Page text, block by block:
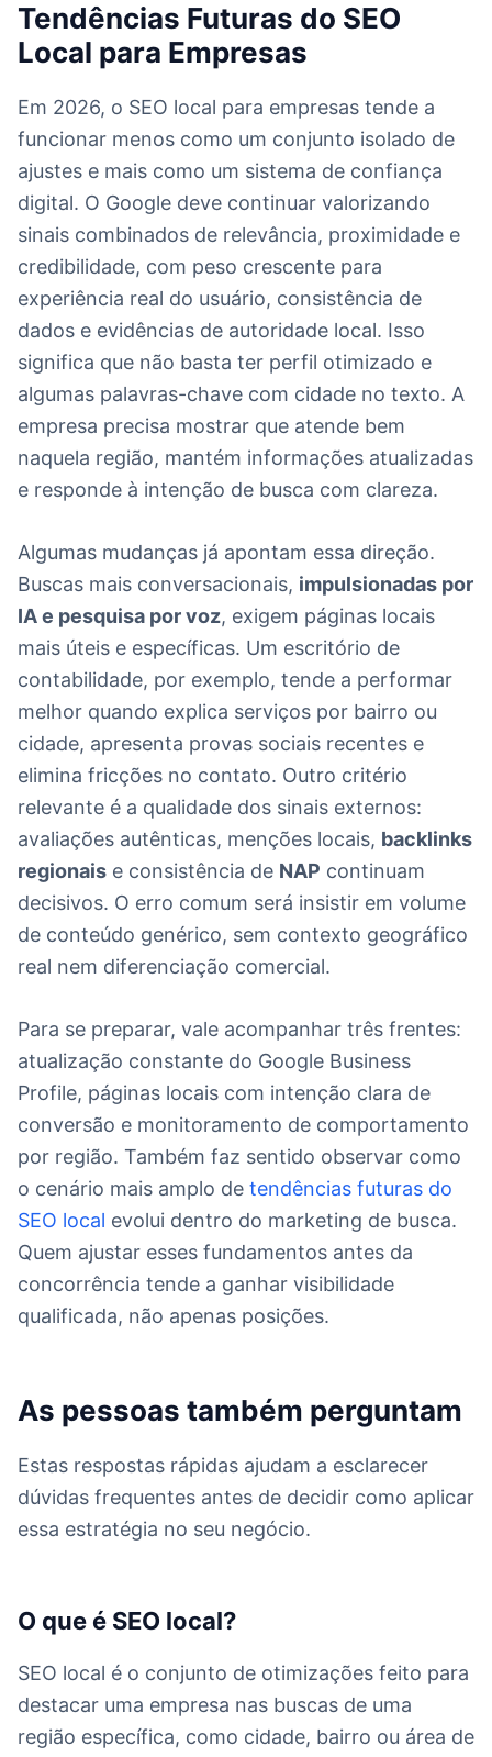
Tendências Futuras do SEO
Local para Empresas
Em 2026, o SEO local para empresas tende a
funcionar menos como um conjunto isolado de
ajustes e mais como um sistema de confiança
digital. O Google deve continuar valorizando
sinais combinados de relevância, proximidade e
credibilidade, com peso crescente para
experiência real do usuário, consistência de
dados e evidências de autoridade local. Isso
significa que não basta ter perfil otimizado e
algumas palavras-chave com cidade no texto. A
empresa precisa mostrar que atende bem
naquela região, mantém informações atualizadas
e responde à intenção de busca com clareza.
Algumas mudanças já apontam essa direção.
Buscas mais conversacionais, impulsionadas por
IA e pesquisa por voz, exigem páginas locais
mais úteis e específicas. Um escritório de
contabilidade, por exemplo, tende a performar
melhor quando explica serviços por bairro ou
cidade, apresenta provas sociais recentes e
elimina fricções no contato. Outro critério
relevante é a qualidade dos sinais externos:
avaliações autênticas, menções locais, backlinks
regionais e consistência de NAP continuam
decisivos. O erro comum será insistir em volume
de conteúdo genérico, sem contexto geográfico
real nem diferenciação comercial.
Para se preparar, vale acompanhar três frentes:
atualização constante do Google Business
Profile, páginas locais com intenção clara de
conversão e monitoramento de comportamento
por região. Também faz sentido observar como
o cenário mais amplo de tendências futuras do
SEO local evolui dentro do marketing de busca.
Quem ajustar esses fundamentos antes da
concorrência tende a ganhar visibilidade
qualificada, não apenas posições.
As pessoas também perguntam
Estas respostas rápidas ajudam a esclarecer
dúvidas frequentes antes de decidir como aplicar
essa estratégia no seu negócio.
O que é SEO local?
SEO local é o conjunto de otimizações feito para
destacar uma empresa nas buscas de uma
região específica, como cidade, bairro ou área de